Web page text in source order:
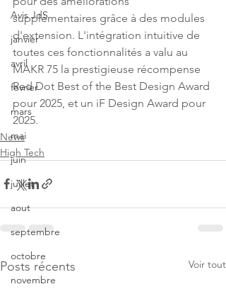
Avis JdS
janvier
avril
fevrier
mars
mai
juin
juillet
aout
septembre
octobre
novembre
supplémentaires grâce à des modules
d'extension. L'intégration intuitive de
toutes ces fonctionnalités a valu au
MAKR 75 la prestigieuse récompense
Red Dot Best of the Best Design Award
pour 2025, et un iF Design Award pour
2025.
News
High Tech
Posts récents Voir tout